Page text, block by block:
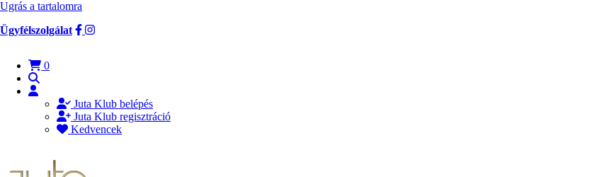
Ugrás a tartalomra
Ügyfélszolgálat
0
Juta Klub belépés
Juta Klub regisztráció
Kedvencek